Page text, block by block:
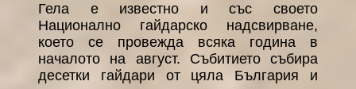
Гела е известно и със своето
Национално гайдарско надсвирване,
което се провежда всяка година в
началото на август. Събитието събира
десетки гайдари от цяла България и